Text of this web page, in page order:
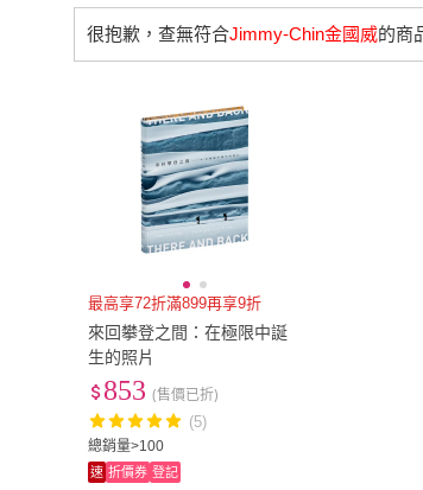
很抱歉，查無符合Jimmy-Chin金國威的商
最高享72折滿899再享9折
來回攀登之間：在極限中誕
生的照片
總銷量>100
853 (售價已折)
(5)
速 折價券 登記